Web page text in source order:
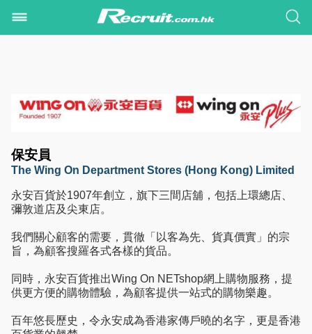
保安員
The Wing On Department Stores (Hong Kong) Limited
永安百貨於1907年創立，旗下三間店舖，包括上環總店、
彌敦道店及尖東店。
我們關心顧客的需要，貫徹「以客為先、貨真價實」的宗
旨，為顧客搜羅各式各樣的貨品。
同時，永安百貨推出Wing On NETshop網上購物服務，提
供更方便的購物體驗，為顧客提供一站式的購物樂趣。
百年悠長歷史，令永安成為香港家傳戶曉的名字，更是香港